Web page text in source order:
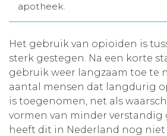
Winkelwagentje
Aanmelden nieuwsbrief
Inloggen
Toegang
apotheek.
Het gebruik van opioïden is
sterk gestegen. Na een korte
gebruik weer langzaam toe te
aantal mensen dat langdurig
is toegenomen, net als
vormen van minder verstandig
heeft dit in Nederland nog